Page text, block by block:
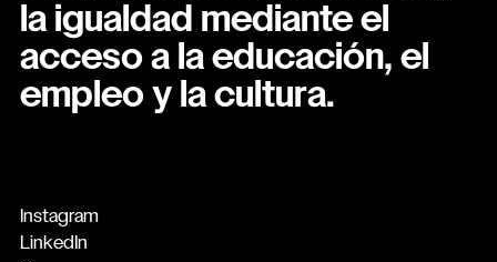
la igualdad mediante el
acceso a la educación, el
empleo y la cultura.
Instagram
LinkedIn